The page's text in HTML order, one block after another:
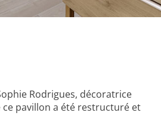
Rodrigues, décoratrice
ce pavillon a été restructuré et